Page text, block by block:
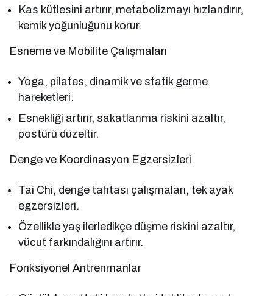
Kas kütlesini artırır, metabolizmayı hızlandırır,
kemik yoğunluğunu korur.
Esneme ve Mobilite Çalışmaları
Yoga, pilates, dinamik ve statik germe
hareketleri.
Esnekliği artırır, sakatlanma riskini azaltır,
postürü düzeltir.
Denge ve Koordinasyon Egzersizleri
Tai Chi, denge tahtası çalışmaları, tek ayak
egzersizleri.
Özellikle yaş ilerledikçe düşme riskini azaltır,
vücut farkındalığını artırır.
Fonksiyonel Antrenmanlar